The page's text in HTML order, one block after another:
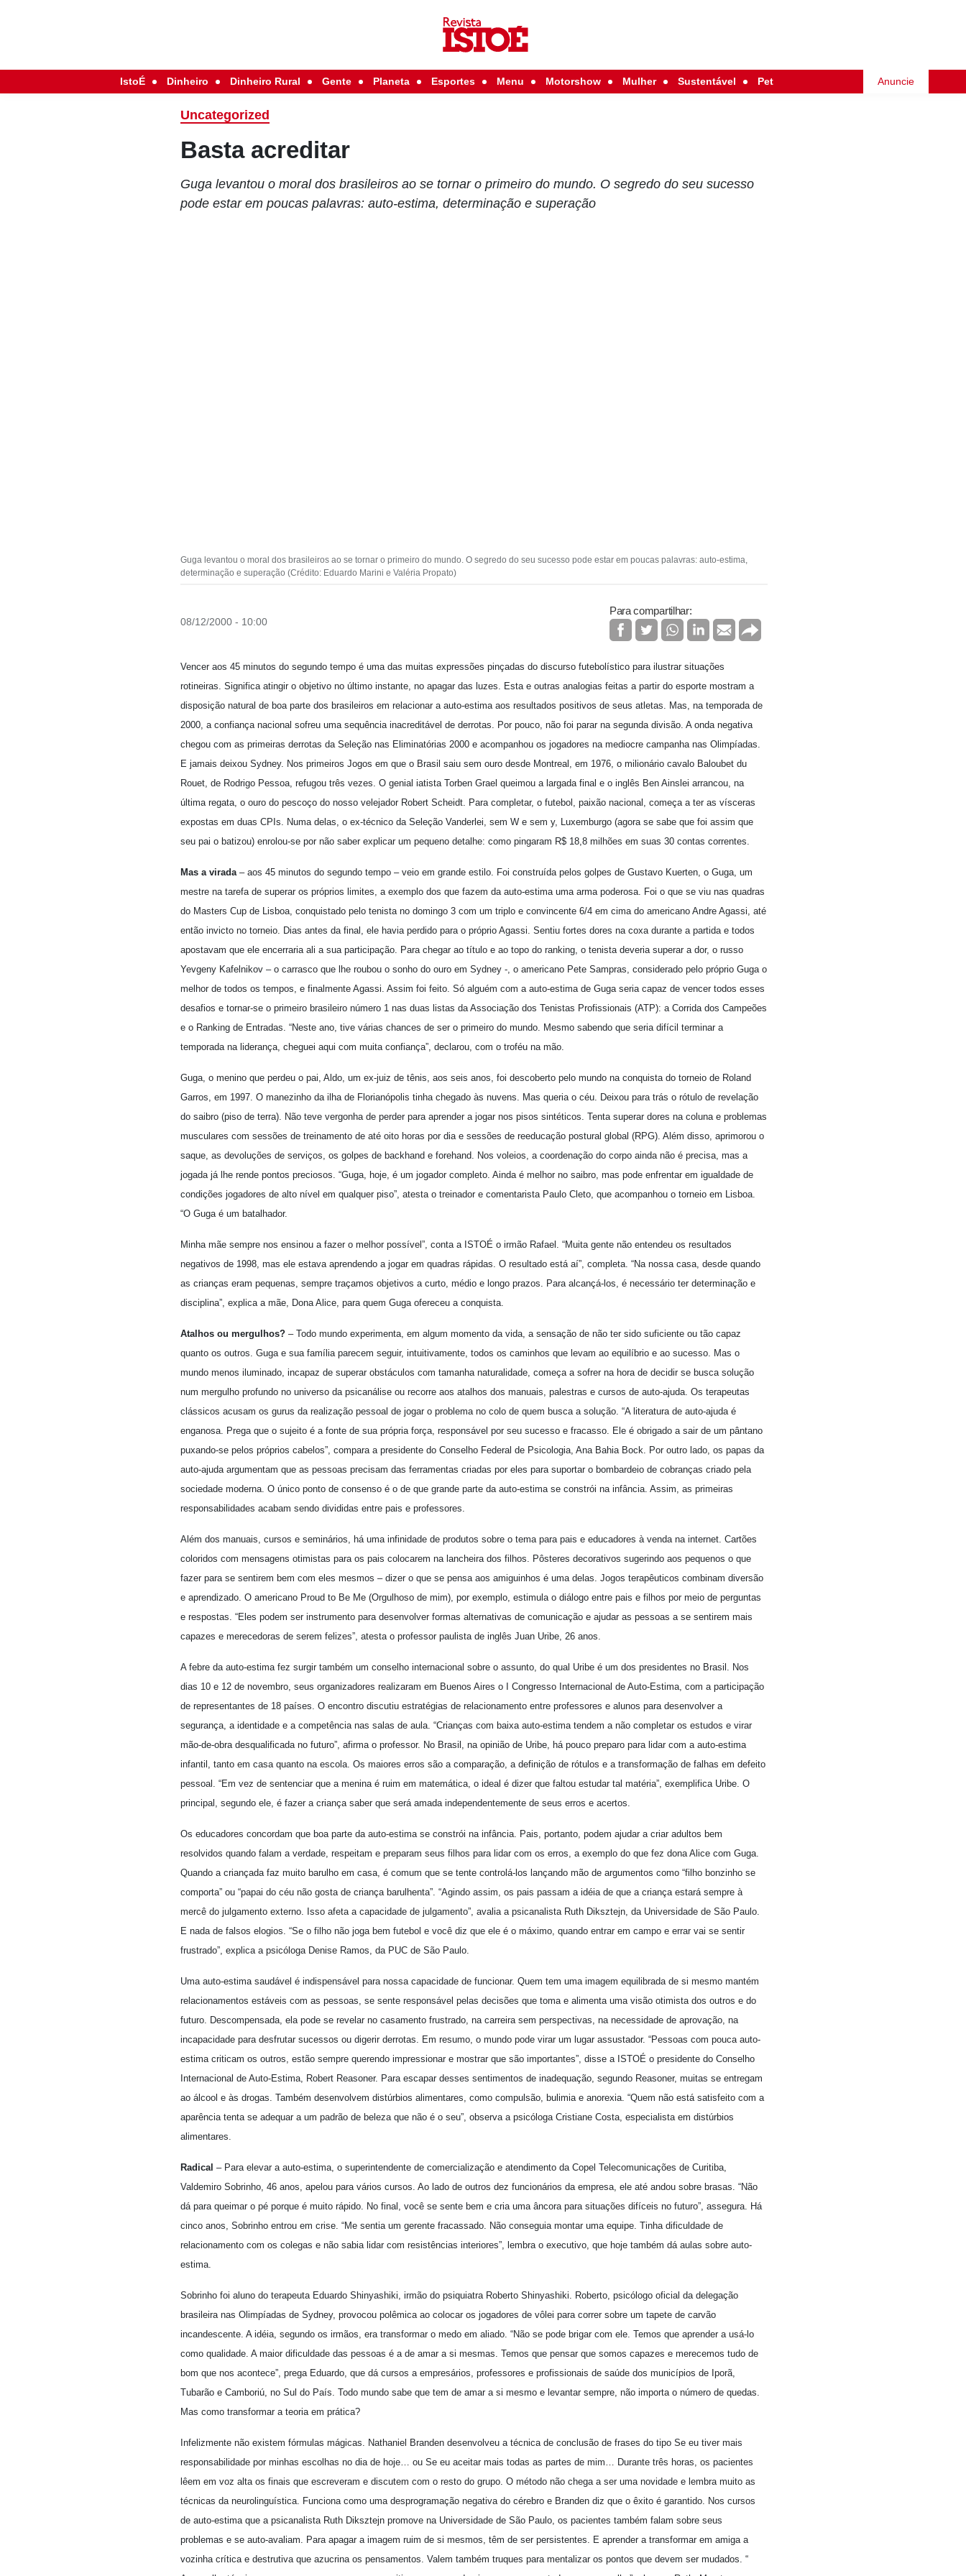
IstoÉ Dinheiro Dinheiro Rural Gente Planeta Esportes Menu Motorshow Mulher Sustentável Pet Anuncie
Uncategorized
Basta acreditar
Guga levantou o moral dos brasileiros ao se tornar o primeiro do mundo. O segredo do seu sucesso
pode estar em poucas palavras: auto-estima, determinação e superação
Guga levantou o moral dos brasileiros ao se tornar o primeiro do mundo. O segredo do seu sucesso pode estar em poucas palavras: auto-estima,
determinação e superação (Crédito: Eduardo Marini e Valéria Propato)
08/12/2000 - 10:00
Para compartilhar:
Vencer aos 45 minutos do segundo tempo é uma das muitas expressões pinçadas do discurso futebolístico para ilustrar situações
rotineiras. Significa atingir o objetivo no último instante, no apagar das luzes. Esta e outras analogias feitas a partir do esporte mostram a
disposição natural de boa parte dos brasileiros em relacionar a auto-estima aos resultados positivos de seus atletas. Mas, na temporada de
2000, a confiança nacional sofreu uma sequência inacreditável de derrotas. Por pouco, não foi parar na segunda divisão. A onda negativa
chegou com as primeiras derrotas da Seleção nas Eliminatórias 2000 e acompanhou os jogadores na mediocre campanha nas Olimpíadas.
E jamais deixou Sydney. Nos primeiros Jogos em que o Brasil saiu sem ouro desde Montreal, em 1976, o milionário cavalo Baloubet du
Rouet, de Rodrigo Pessoa, refugou três vezes. O genial iatista Torben Grael queimou a largada final e o inglês Ben Ainslei arrancou, na
última regata, o ouro do pescoço do nosso velejador Robert Scheidt. Para completar, o futebol, paixão nacional, começa a ter as vísceras
expostas em duas CPIs. Numa delas, o ex-técnico da Seleção Vanderlei, sem W e sem y, Luxemburgo (agora se sabe que foi assim que
seu pai o batizou) enrolou-se por não saber explicar um pequeno detalhe: como pingaram R$ 18,8 milhões em suas 30 contas correntes.
Mas a virada– aos 45 minutos do segundo tempo – veio em grande estilo. Foi construída pelos golpes de Gustavo Kuerten, o Guga, um
mestre na tarefa de superar os próprios limites, a exemplo dos que fazem da auto-estima uma arma poderosa. Foi o que se viu nas quadras
do Masters Cup de Lisboa, conquistado pelo tenista no domingo 3 com um triplo e convincente 6/4 em cima do americano Andre Agassi, até
então invicto no torneio. Dias antes da final, ele havia perdido para o próprio Agassi. Sentiu fortes dores na coxa durante a partida e todos
apostavam que ele encerraria ali a sua participação. Para chegar ao título e ao topo do ranking, o tenista deveria superar a dor, o russo
Yevgeny Kafelnikov – o carrasco que lhe roubou o sonho do ouro em Sydney -, o americano Pete Sampras, considerado pelo próprio Guga o
melhor de todos os tempos, e finalmente Agassi. Assim foi feito. Só alguém com a auto-estima de Guga seria capaz de vencer todos esses
desafios e tornar-se o primeiro brasileiro número 1 nas duas listas da Associação dos Tenistas Profissionais (ATP): a Corrida dos Campeões
e o Ranking de Entradas. “Neste ano, tive várias chances de ser o primeiro do mundo. Mesmo sabendo que seria difícil terminar a
temporada na liderança, cheguei aqui com muita confiança”, declarou, com o troféu na mão.
Guga, o menino que perdeu o pai, Aldo, um ex-juiz de tênis, aos seis anos, foi descoberto pelo mundo na conquista do torneio de Roland
Garros, em 1997. O manezinho da ilha de Florianópolis tinha chegado às nuvens. Mas queria o céu. Deixou para trás o rótulo de revelação
do saibro (piso de terra). Não teve vergonha de perder para aprender a jogar nos pisos sintéticos. Tenta superar dores na coluna e problemas
musculares com sessões de treinamento de até oito horas por dia e sessões de reeducação postural global (RPG). Além disso, aprimorou o
saque, as devoluções de serviços, os golpes de backhand e forehand. Nos voleios, a coordenação do corpo ainda não é precisa, mas a
jogada já lhe rende pontos preciosos. “Guga, hoje, é um jogador completo. Ainda é melhor no saibro, mas pode enfrentar em igualdade de
condições jogadores de alto nível em qualquer piso”, atesta o treinador e comentarista Paulo Cleto, que acompanhou o torneio em Lisboa.
“O Guga é um batalhador.
Minha mãe sempre nos ensinou a fazer o melhor possível”, conta a ISTOÉ o irmão Rafael. “Muita gente não entendeu os resultados
negativos de 1998, mas ele estava aprendendo a jogar em quadras rápidas. O resultado está aí”, completa. “Na nossa casa, desde quando
as crianças eram pequenas, sempre traçamos objetivos a curto, médio e longo prazos. Para alcançá-los, é necessário ter determinação e
disciplina”, explica a mãe, Dona Alice, para quem Guga ofereceu a conquista.
Atalhos ou mergulhos? – Todo mundo experimenta, em algum momento da vida, a sensação de não ter sido suficiente ou tão capaz
quanto os outros. Guga e sua família parecem seguir, intuitivamente, todos os caminhos que levam ao equilíbrio e ao sucesso. Mas o
mundo menos iluminado, incapaz de superar obstáculos com tamanha naturalidade, começa a sofrer na hora de decidir se busca solução
num mergulho profundo no universo da psicanálise ou recorre aos atalhos dos manuais, palestras e cursos de auto-ajuda. Os terapeutas
clássicos acusam os gurus da realização pessoal de jogar o problema no colo de quem busca a solução. “A literatura de auto-ajuda é
enganosa. Prega que o sujeito é a fonte de sua própria força, responsável por seu sucesso e fracasso. Ele é obrigado a sair de um pântano
puxando-se pelos próprios cabelos”, compara a presidente do Conselho Federal de Psicologia, Ana Bahia Bock. Por outro lado, os papas da
auto-ajuda argumentam que as pessoas precisam das ferramentas criadas por eles para suportar o bombardeio de cobranças criado pela
sociedade moderna. O único ponto de consenso é o de que grande parte da auto-estima se constrói na infância. Assim, as primeiras
responsabilidades acabam sendo divididas entre pais e professores.
Além dos manuais, cursos e seminários, há uma infinidade de produtos sobre o tema para pais e educadores à venda na internet. Cartões
coloridos com mensagens otimistas para os pais colocarem na lancheira dos filhos. Pôsteres decorativos sugerindo aos pequenos o que
fazer para se sentirem bem com eles mesmos – dizer o que se pensa aos amiguinhos é uma delas. Jogos terapêuticos combinam diversão
e aprendizado. O americano Proud to Be Me (Orgulhoso de mim), por exemplo, estimula o diálogo entre pais e filhos por meio de perguntas
e respostas. “Eles podem ser instrumento para desenvolver formas alternativas de comunicação e ajudar as pessoas a se sentirem mais
capazes e merecedoras de serem felizes”, atesta o professor paulista de inglês Juan Uribe, 26 anos.
A febre da auto-estima fez surgir também um conselho internacional sobre o assunto, do qual Uribe é um dos presidentes no Brasil. Nos
dias 10 e 12 de novembro, seus organizadores realizaram em Buenos Aires o I Congresso Internacional de Auto-Estima, com a participação
de representantes de 18 países. O encontro discutiu estratégias de relacionamento entre professores e alunos para desenvolver a
segurança, a identidade e a competência nas salas de aula. “Crianças com baixa auto-estima tendem a não completar os estudos e virar
mão-de-obra desqualificada no futuro”, afirma o professor. No Brasil, na opinião de Uribe, há pouco preparo para lidar com a auto-estima
infantil, tanto em casa quanto na escola. Os maiores erros são a comparação, a definição de rótulos e a transformação de falhas em defeito
pessoal. “Em vez de sentenciar que a menina é ruim em matemática, o ideal é dizer que faltou estudar tal matéria”, exemplifica Uribe. O
principal, segundo ele, é fazer a criança saber que será amada independentemente de seus erros e acertos.
Os educadores concordam que boa parte da auto-estima se constrói na infância. Pais, portanto, podem ajudar a criar adultos bem
resolvidos quando falam a verdade, respeitam e preparam seus filhos para lidar com os erros, a exemplo do que fez dona Alice com Guga.
Quando a criançada faz muito barulho em casa, é comum que se tente controlá-los lançando mão de argumentos como “filho bonzinho se
comporta” ou “papai do céu não gosta de criança barulhenta”. “Agindo assim, os pais passam a idéia de que a criança estará sempre à
mercê do julgamento externo. Isso afeta a capacidade de julgamento”, avalia a psicanalista Ruth Diksztejn, da Universidade de São Paulo.
E nada de falsos elogios. “Se o filho não joga bem futebol e você diz que ele é o máximo, quando entrar em campo e errar vai se sentir
frustrado”, explica a psicóloga Denise Ramos, da PUC de São Paulo.
Uma auto-estima saudável é indispensável para nossa capacidade de funcionar. Quem tem uma imagem equilibrada de si mesmo mantém
relacionamentos estáveis com as pessoas, se sente responsável pelas decisões que toma e alimenta uma visão otimista dos outros e do
futuro. Descompensada, ela pode se revelar no casamento frustrado, na carreira sem perspectivas, na necessidade de aprovação, na
incapacidade para desfrutar sucessos ou digerir derrotas. Em resumo, o mundo pode virar um lugar assustador. “Pessoas com pouca auto-
estima criticam os outros, estão sempre querendo impressionar e mostrar que são importantes”, disse a ISTOÉ o presidente do Conselho
Internacional de Auto-Estima, Robert Reasoner. Para escapar desses sentimentos de inadequação, segundo Reasoner, muitas se entregam
ao álcool e às drogas. Também desenvolvem distúrbios alimentares, como compulsão, bulimia e anorexia. “Quem não está satisfeito com a
aparência tenta se adequar a um padrão de beleza que não é o seu”, observa a psicóloga Cristiane Costa, especialista em distúrbios
alimentares.
Radical – Para elevar a auto-estima, o superintendente de comercialização e atendimento da Copel Telecomunicações de Curitiba,
Valdemiro Sobrinho, 46 anos, apelou para vários cursos. Ao lado de outros dez funcionários da empresa, ele até andou sobre brasas. “Não
dá para queimar o pé porque é muito rápido. No final, você se sente bem e cria uma âncora para situações difíceis no futuro”, assegura. Há
cinco anos, Sobrinho entrou em crise. “Me sentia um gerente fracassado. Não conseguia montar uma equipe. Tinha dificuldade de
relacionamento com os colegas e não sabia lidar com resistências interiores”, lembra o executivo, que hoje também dá aulas sobre auto-
estima.
Sobrinho foi aluno do terapeuta Eduardo Shinyashiki, irmão do psiquiatra Roberto Shinyashiki. Roberto, psicólogo oficial da delegação
brasileira nas Olimpíadas de Sydney, provocou polêmica ao colocar os jogadores de vôlei para correr sobre um tapete de carvão
incandescente. A idéia, segundo os irmãos, era transformar o medo em aliado. “Não se pode brigar com ele. Temos que aprender a usá-lo
como qualidade. A maior dificuldade das pessoas é a de amar a si mesmas. Temos que pensar que somos capazes e merecemos tudo de
bom que nos acontece”, prega Eduardo, que dá cursos a empresários, professores e profissionais de saúde dos municípios de Iporã,
Tubarão e Camboriú, no Sul do País. Todo mundo sabe que tem de amar a si mesmo e levantar sempre, não importa o número de quedas.
Mas como transformar a teoria em prática?
Infelizmente não existem fórmulas mágicas. Nathaniel Branden desenvolveu a técnica de conclusão de frases do tipo Se eu tiver mais
responsabilidade por minhas escolhas no dia de hoje… ou Se eu aceitar mais todas as partes de mim… Durante três horas, os pacientes
lêem em voz alta os finais que escreveram e discutem com o resto do grupo. O método não chega a ser uma novidade e lembra muito as
técnicas da neurolinguística. Funciona como uma desprogramação negativa do cérebro e Branden diz que o êxito é garantido. Nos cursos
de auto-estima que a psicanalista Ruth Diksztejn promove na Universidade de São Paulo, os pacientes também falam sobre seus
problemas e se auto-avaliam. Para apagar a imagem ruim de si mesmos, têm de ser persistentes. E aprender a transformar em amiga a
vozinha crítica e destrutiva que azucrina os pensamentos. Valem também truques para mentalizar os pontos que devem ser mudados. “